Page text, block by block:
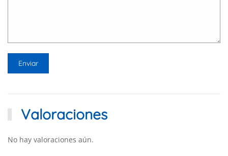
Valoraciones
No hay valoraciones aún.